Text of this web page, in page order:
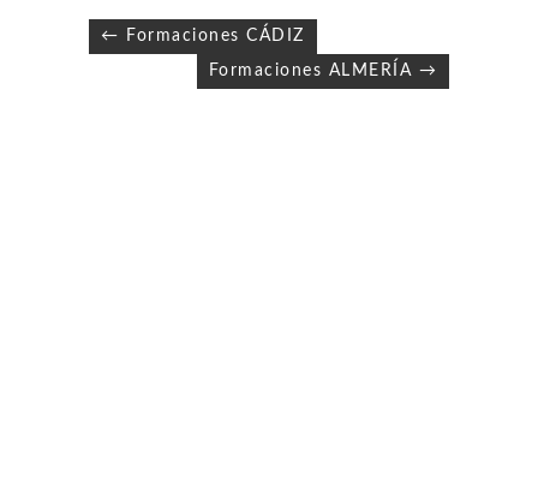
Navegación
de
← Formaciones CÁDIZ
Formaciones ALMERÍA →